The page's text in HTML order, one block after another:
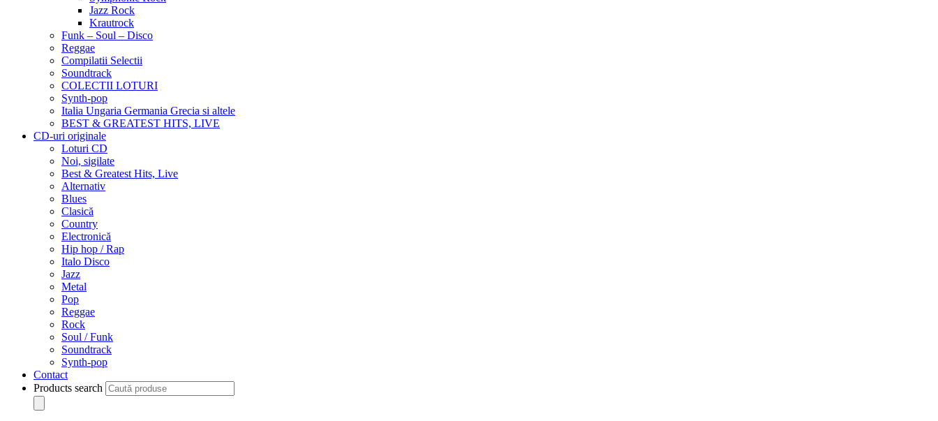
Jazz Rock
Krautrock
Funk – Soul – Disco
Reggae
Compilatii Selectii
Soundtrack
COLECTII LOTURI
Synth-pop
Italia Ungaria Germania Grecia si altele
BEST & GREATEST HITS, LIVE
CD-uri originale
Loturi CD
Noi, sigilate
Best & Greatest Hits, Live
Alternativ
Blues
Clasică
Country
Electronică
Hip hop / Rap
Italo Disco
Jazz
Metal
Pop
Reggae
Rock
Soul / Funk
Soundtrack
Synth-pop
Contact
Products search